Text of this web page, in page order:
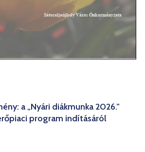
a „Nyári diákmunka 2026.”
program indításáról